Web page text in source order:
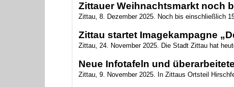
Zittauer Weihnachtsmarkt noch
Zittau, 8. Dezember 2025. Noch bis einschließlich
Zittau startet Imagekampagne
Zittau, 24. November 2025. Die Stadt Zittau hat
Neue Infotafeln und
Zittau, 9. November 2025. In Zittaus Ortsteil